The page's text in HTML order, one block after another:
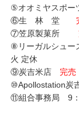
⑤オオミヤスポ
⑥生 林 堂
⑦笠原製菓所
⑧リーガルシュ
火 定休
⑨炭吉米店 完売
⑩Apollostation炭
⑪組合事務局 9